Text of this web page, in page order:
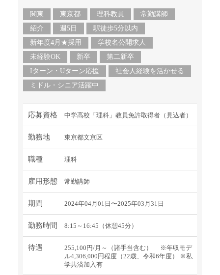
関東 東京都 理科教員
常勤講師
紹介
週5日
駅徒歩5分以内
新年度4月★採用
学校名公開求人
未経験OK
新卒
第二新卒
Iターン・Uターン応援
社会人経験を活かせる
ミドル・シニア活躍中
応募資格 中学高校「理科」教員免許取得者（見込者）
勤務地 東京都文京区
職種 理科
雇用形態 常勤講師
期間 2024年04月01日〜2025年03月31日
勤務時間 8:15～16:45（休憩45分）
待遇
255,100円/月～（諸手当含む） ※年収モデ
ル4,306,000円程度（22歳、令和6年度） ※私
学共済加入有